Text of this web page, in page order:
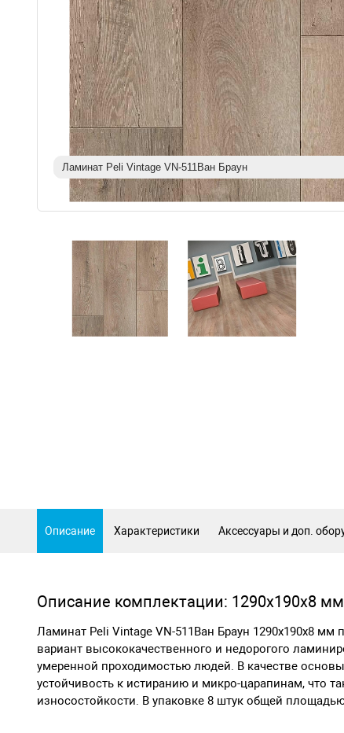
Ламинат Peli Vintage VN-511Ван Браун
Описание Характеристики Аксессуары и доп.
Описание комплектации: 1290х190х8 мм
Ламинат Peli Vintage VN-511Ван Браун 1290х190х8
вариант высококачественного и недорогого
умеренной проходимостью людей. В качестве
устойчивость к истиранию и микро-царапинам, что
износостойкости. В упаковке 8 штук общей